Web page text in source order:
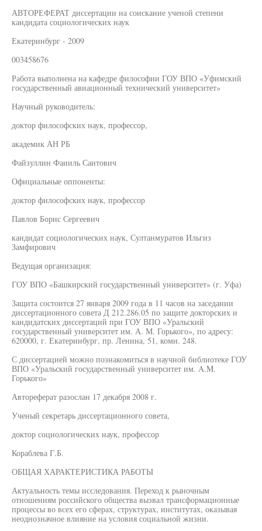
АВТОРЕФЕРАТ диссертации на соискание ученой степени
кандидата социологических наук
Екатеринбург - 2009
003458676
Работа выполнена на кафедре философии ГОУ ВПО «Уфимский
государственный авиационный технический университет»
Научный руководитель:
доктор философских наук, профессор,
академик АН РБ
Файзуллин Фаииль Саитович
Официальные оппоненты:
доктор философских наук, профессор
Павлов Борис Сергеевич
кандидат социологических наук, Султанмуратов Ильгиз
Замфирович
Ведущая организация:
ГОУ ВПО «Башкирский государственный университет» (г. Уфа)
Защита состоится 27 января 2009 года в 11 часов на заседании
диссертационного совета Д 212.286.05 по защите докторских и
кандидатских диссертаций при ГОУ ВПО «Уральский
государственный университет им. А. М. Горького», по адресу:
620000, г. Екатеринбург, пр. Ленина, 51, комн. 248.
С диссертацией можно познакомиться в научной библиотеке ГОУ
ВПО «Уральский государственный университет им. A.M.
Горького»
Автореферат разослан 17 декабря 2008 г.
Ученый секретарь диссертационного совета,
доктор социологических наук, профессор
Кораблева Г.Б.
ОБЩАЯ ХАРАКТЕРИСТИКА РАБОТЫ
Актуальность темы исследования. Переход к рыночным
отношениям российского общества вызвал трансформационные
процессы во всех его сферах, структурах, институтах, оказывая
неоднозначное влияние на условия социальной жизни.